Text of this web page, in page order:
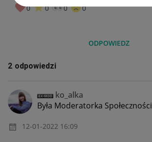
0 0 0 0
ODPOWIEDZ
2 odpowiedzi
ko_alka
Była Moderatorka Społeczności
‎12-01-2022 16:09